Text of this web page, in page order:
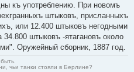
къ употреблению. При новомъ
штыковъ, присланныхъ
или 12.400 штыковъ негодными
штыковъ -ятагановъ около
Оружейный сборник, 1887 год.
чьи танки стояли в Берлине?